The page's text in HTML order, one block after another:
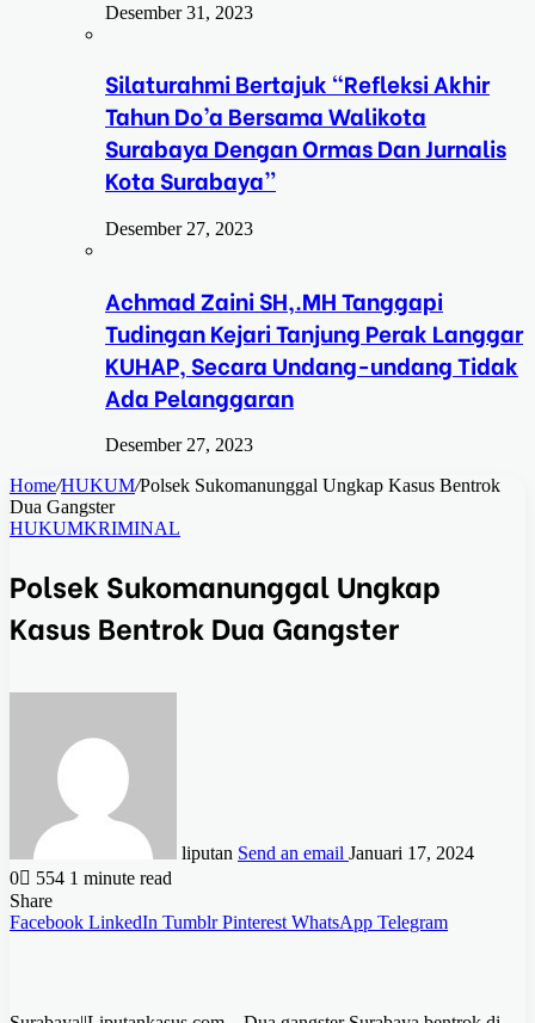
Desember 31, 2023
Silaturahmi Bertajuk “Refleksi Akhir
Tahun Do’a Bersama Walikota
Surabaya Dengan Ormas Dan Jurnalis
Kota Surabaya”
Desember 27, 2023
Achmad Zaini SH,.MH Tanggapi
Tudingan Kejari Tanjung Perak Langgar
KUHAP, Secara Undang-undang Tidak
Ada Pelanggaran
Desember 27, 2023
Home/HUKUM/Polsek Sukomanunggal Ungkap Kasus Bentrok
Dua Gangster
HUKUMKRIMINAL
Polsek Sukomanunggal Ungkap
Kasus Bentrok Dua Gangster
liputan Send an email Januari 17, 2024
0
554 1 minute read
Share
Facebook LinkedIn Tumblr Pinterest WhatsApp Telegram